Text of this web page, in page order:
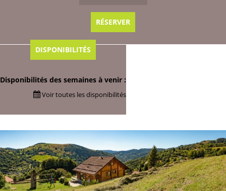
RÉSERVER
DISPONIBILITÉS
Disponibilités des semaines à venir :
Voir toutes les disponibilités